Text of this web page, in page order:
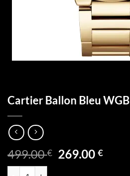
Cartier Ballon Bleu
499.00€ 269.00€